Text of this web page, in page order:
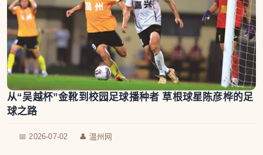
从“吴越杯”金靴到校园足球播种者 草根球星陈彦桦的足
球之路
📅 2026-07-02 👤 温州网